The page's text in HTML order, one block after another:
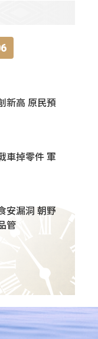
新高 原民預
車掉零件 軍
安漏洞 朝野
管